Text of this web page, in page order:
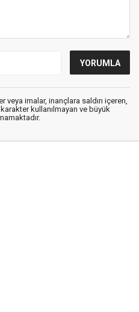
imalar, inançlara saldırı içeren,
kullanılmayan ve büyük